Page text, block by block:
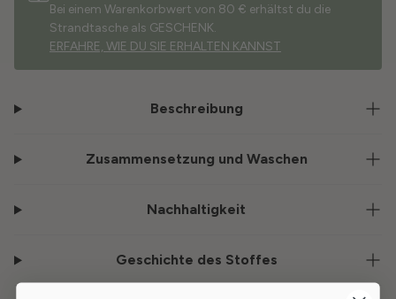
Bei einem Warenkorbwert von 80 € erhältst du die
Strandtasche als GESCHENK.
ERFAHRE, WIE DU SIE ERHALTEN KANNST
Beschreibung
Zusammensetzung und Waschen
Nachhaltigkeit
Geschichte des Stoffes